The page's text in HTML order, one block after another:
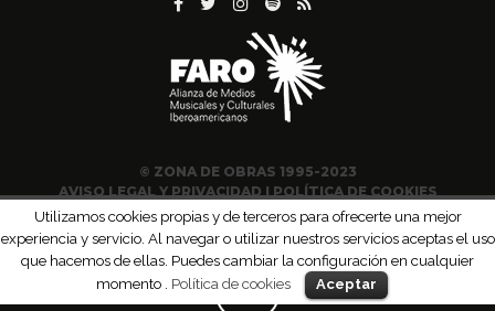
© ZONA DE OBRAS 1995-2023
AVISO LEGAL Y PRIVACIDAD|POLÍTICA DE COOKIES
Utilizamos cookies propias y de terceros para ofrecerte una mejor
experiencia y servicio. Al navegar o utilizar nuestros servicios aceptas el uso
que hacemos de ellas. Puedes cambiar la configuración en cualquier
momento . Política de cookies Aceptar